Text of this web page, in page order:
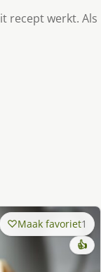
recept werkt. Als
Maak favoriet1
👍